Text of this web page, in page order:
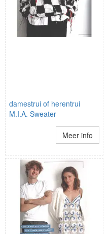
damestrui of herentrui
M.I.A. Sweater
Meer info